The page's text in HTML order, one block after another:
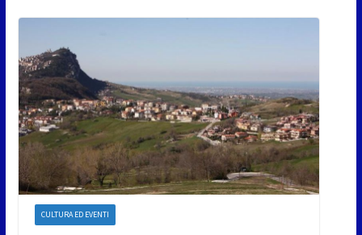
CULTURA ED EVENTI